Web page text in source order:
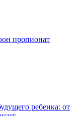
пропионат
ребенка: от